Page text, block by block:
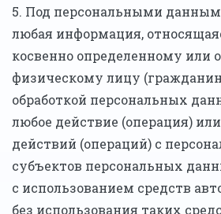
5. Под персональными
любая информация,
косвенно определенному или
физическому лицу
обработкой персональных
любое действие (операция)
действий (операций) с
субъектов персональных
с использованием средств
без использования таких